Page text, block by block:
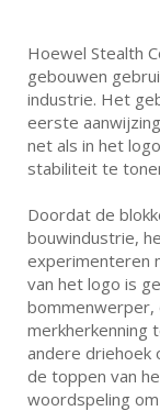
Hoewel Stealth
gebouwen
industrie. Het
eerste
net als in het
stabiliteit te
Doordat de
bouwindustrie,
experimenteren
van het logo is
bommenwerper,
merkherkenning
andere driehoek
de toppen van
woordspeling